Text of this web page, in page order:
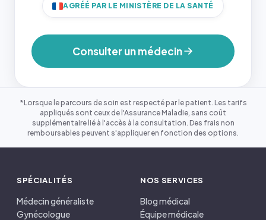
AGRÉÉ PAR LE MINISTÈRE DE LA SANTÉ
Consulter un médecin
*Lorsque le parcours de soin est respecté par le patient. Les tarifs
appliqués sont ceux de l'Assurance Maladie, sans coût
supplémentaire lié à l'accès à la consultation. Des frais non
remboursables peuvent s'appliquer en fonction des options.
SPÉCIALITÉS
Médecin généraliste
Gynécologue
NOS SERVICES
Blog médical
Équipe médicale